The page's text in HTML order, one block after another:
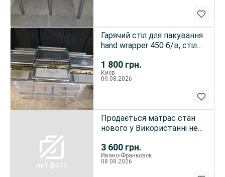
1 800 грн.
Гарячий стіл для пакування
hand wrapper 450 б/в, стіл
Киев
09.08.2026
нет фото
3 600 грн.
Продається матрас стан
нового у Використанні не
Ивано-Франковск
08.08.2026